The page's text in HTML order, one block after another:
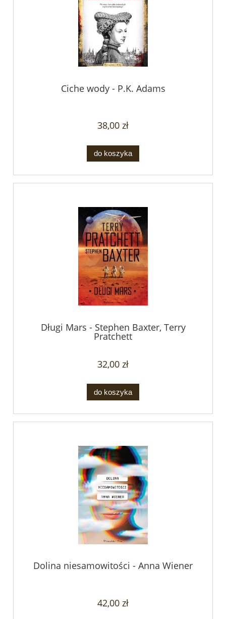
Ciche wody - P.K. Adams
38,00 zł
do koszyka
Długi Mars - Stephen Baxter, Terry
Pratchett
32,00 zł
do koszyka
Dolina niesamowitości - Anna Wiener
42,00 zł